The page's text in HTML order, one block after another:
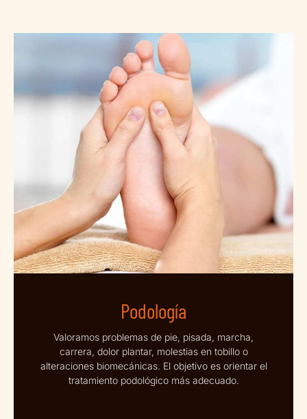
Podología
Valoramos problemas de pie, pisada, marcha,
carrera, dolor plantar, molestias en tobillo o
alteraciones biomecánicas. El objetivo es orientar el
tratamiento podológico más adecuado.